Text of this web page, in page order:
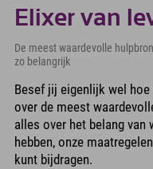
Elixer van
De meest waardevolle
zo belangrijk
Besef jij eigenlijk wel
over de meest
alles over het belang van
hebben, onze
kunt bijdragen.